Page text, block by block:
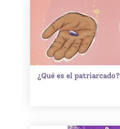
¿Qué es el patriarcado?